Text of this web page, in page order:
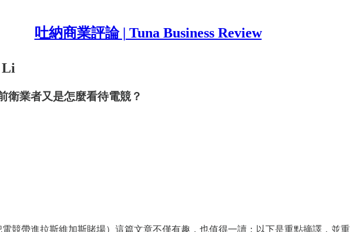
吐納商業評論 | Tuna Business Review
Li
衛業者又是怎麼看待電競？
電競帶進拉斯維加斯賭場）這篇文章不僅有趣，也值得一讀；以下是重點摘譯，並